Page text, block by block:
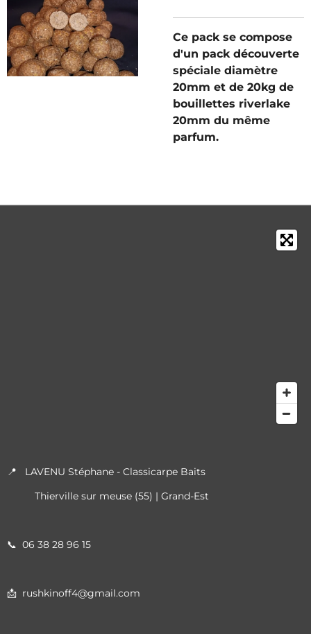
Ce pack se compose
d'un pack découverte
spéciale diamètre
20mm et de 20kg de
bouillettes riverlake
20mm du même
parfum.
📍 LAVENU Stéphane - Classicarpe Baits
Thierville sur meuse (55) | Grand-Est
📞 06 38 28 96 15
📩 rushkinoff4@gmail.com